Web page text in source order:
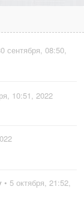
сентября, 08:50,
10:51, 2022
• 5 октября, 21:52,